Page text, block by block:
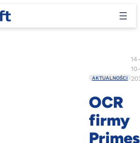
AKTUALNOŚCI
OCR
firmy
Primes